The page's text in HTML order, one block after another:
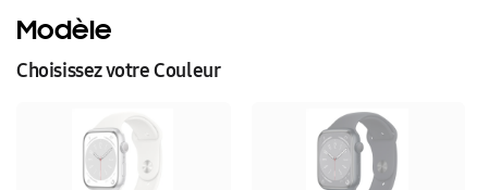
Modèle
Choisissez votre Couleur